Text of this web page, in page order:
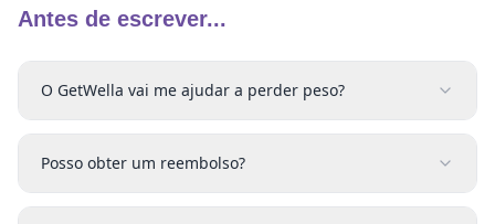
Antes de escrever...
O GetWella vai me ajudar a perder peso?
Posso obter um reembolso?